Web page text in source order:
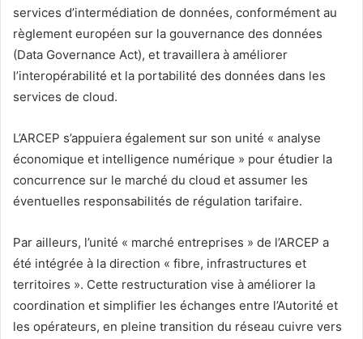
services d’intermédiation de données, conformément au
règlement européen sur la gouvernance des données
(Data Governance Act), et travaillera à améliorer
l’interopérabilité et la portabilité des données dans les
services de cloud.
L’ARCEP s’appuiera également sur son unité « analyse
économique et intelligence numérique » pour étudier la
concurrence sur le marché du cloud et assumer les
éventuelles responsabilités de régulation tarifaire.
Par ailleurs, l’unité « marché entreprises » de l’ARCEP a
été intégrée à la direction « fibre, infrastructures et
territoires ». Cette restructuration vise à améliorer la
coordination et simplifier les échanges entre l’Autorité et
les opérateurs, en pleine transition du réseau cuivre vers